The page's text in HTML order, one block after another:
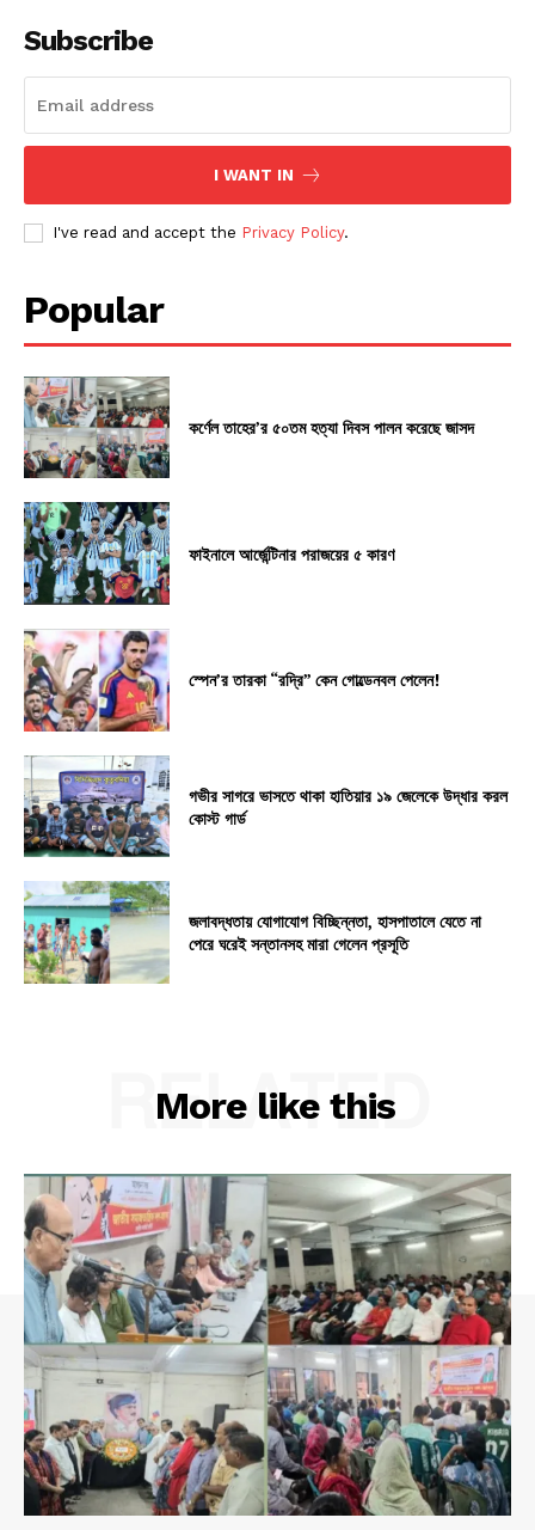
Subscribe
I WANT IN
I've read and accept the Privacy Policy.
Popular
কর্ণেল তাহের’র ৫০তম হত্যা দিবস পালন করেছে জাসদ
ফাইনালে আর্জেন্টিনার পরাজয়ের ৫ কারণ
স্পেন’র তারকা “রদ্রি” কেন গোল্ডেনবল পেলেন!
গভীর সাগরে ভাসতে থাকা হাতিয়ার ১৯ জেলেকে উদ্ধার করল
কোস্ট গার্ড
জলাবদ্ধতায় যোগাযোগ বিচ্ছিন্নতা, হাসপাতালে যেতে না
পেরে ঘরেই সন্তানসহ মারা গেলেন প্রসূতি
More like this
RELATED